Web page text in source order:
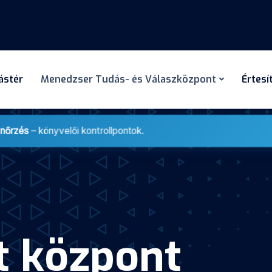
Menedzser Tudás- és Válaszközpont
– könyvelői kontrollpontok.
központ